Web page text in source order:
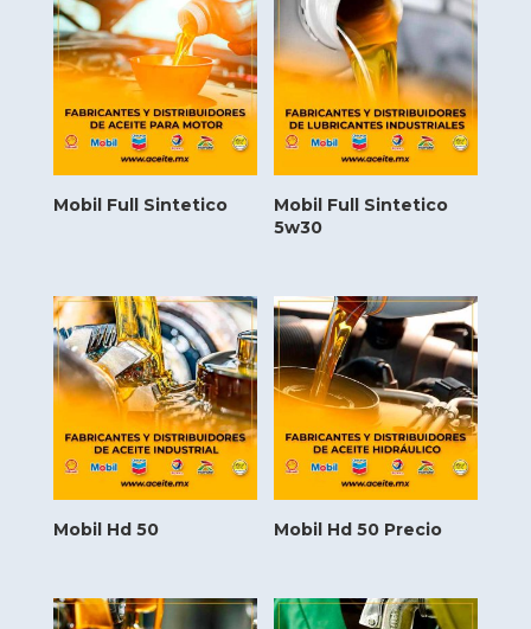
Mobil Full Sintetico
Mobil Full Sintetico
5w30
Mobil Hd 50 Mobil Hd 50 Precio